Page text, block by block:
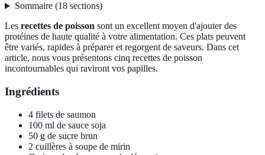
Sommaire(18 sections)
Les recettes de poisson sont un excellent moyen d'ajouter des
protéines de haute qualité à votre alimentation. Ces plats peuvent
être variés, rapides à préparer et regorgent de saveurs. Dans cet
article, nous vous présentons cinq recettes de poisson
incontournables qui raviront vos papilles.
Ingrédients
4 filets de saumon
100 ml de sauce soja
50 g de sucre brun
2 cuillères à soupe de mirin